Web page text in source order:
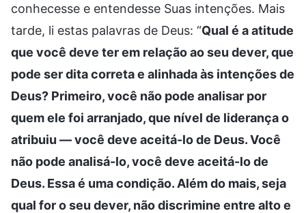
conhecesse e entendesse Suas intenções. Mais
tarde, li estas palavras de Deus: “Qual é a atitude
que você deve ter em relação ao seu dever, que
pode ser dita correta e alinhada às intenções de
Deus? Primeiro, você não pode analisar por
quem ele foi arranjado, que nível de liderança o
atribuiu — você deve aceitá-lo de Deus. Você
não pode analisá-lo, você deve aceitá-lo de
Deus. Essa é uma condição. Além do mais, seja
qual for o seu dever, não discrimine entre alto e